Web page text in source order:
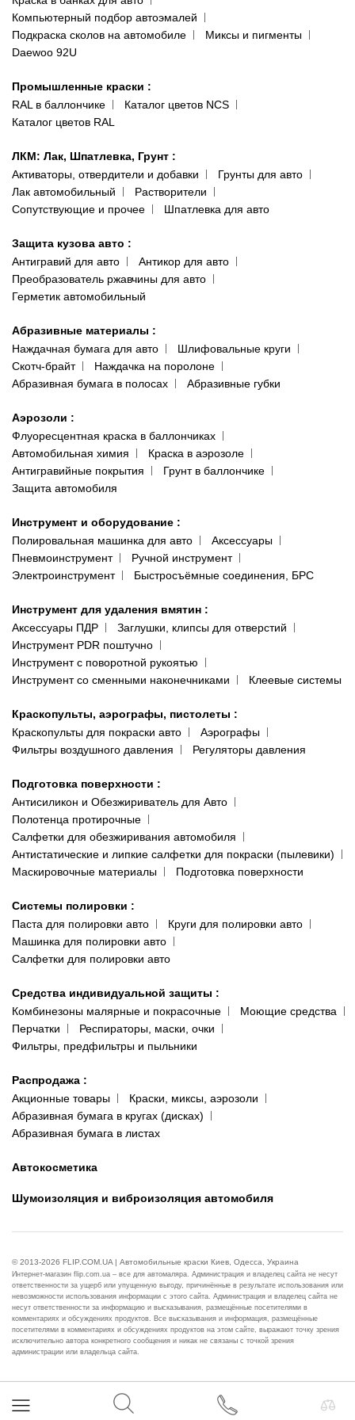
Одесса
пр-т Акад. Глушко, 29
066 554-97-70
Наши публикации
Публичная оферта
Политика конфиденциальности
Компьютерный подбор автоэмалей
Подкраска сколов на автомобиле
Миксы и пигменты
Daewoo 92U
Промышленные краски :
RAL в баллончике
Каталог цветов NCS
Каталог цветов RAL
ЛКМ: Лак, Шпатлевка, Грунт :
Активаторы, отвердители и добавки
Грунты для авто
Лак автомобильный
Растворители
Сопутствующие и прочее
Шпатлевка для авто
Защита кузова авто :
Антигравий для авто
Антикор для авто
Преобразователь ржавчины для авто
Герметик автомобильный
Абразивные материалы :
Наждачная бумага для авто
Шлифовальные круги
Скотч-брайт
Наждачка на поролоне
Абразивная бумага в полосах
Абразивные губки
Аэрозоли :
Флуоресцентная краска в баллончиках
Автомобильная химия
Краска в аэрозоле
Антигравийные покрытия
Грунт в баллончике
Защита автомобиля
Инструмент и оборудование :
Полировальная машинка для авто
Аксессуары
Пневмоинструмент
Ручной инструмент
Электроинструмент
Быстросъёмные соединения, БРС
Инструмент для удаления вмятин :
Аксессуары ПДР
Заглушки, клипсы для отверстий
Инструмент PDR поштучно
Инструмент с поворотной рукоятью
Инструмент со сменными наконечниками
Клеевые системы
Краскопульты, аэрографы, пистолеты :
Краскопульты для покраски авто
Аэрографы
Фильтры воздушного давления
Регуляторы давления
Подготовка поверхности :
Антисиликон и Обезжириватель для Авто
Полотенца протирочные
Салфетки для обезжиривания автомобиля
Антистатические и липкие салфетки для покраски (пылевики)
Маскировочные материалы
Подготовка поверхности
Системы полировки :
Паста для полировки авто
Круги для полировки авто
Машинка для полировки авто
Салфетки для полировки авто
Средства индивидуальной защиты :
Комбинезоны малярные и покрасочные
Моющие средства
Перчатки
Респираторы, маски, очки
Фильтры, предфильтры и пыльники
Распродажа :
Акционные товары
Краски, миксы, аэрозоли
Абразивная бумага в кругах (дисках)
Абразивная бумага в листах
Автокосметика
Шумоизоляция и виброизоляция автомобиля
© 2013-2026 FLIP.COM.UA | Автомобильные краски Киев, Одесса, Украина
Интернет-магазин flip.com.ua – все для автомаляра. Администрация и владелец сайта не несут
ответственности за ущерб или упущенную выгоду, причинённые в результате использования или
невозможности использования информации с этого сайта. Администрация и владелец сайта не
несут ответственности за информацию и высказывания, размещённые посетителями в
комментариях и обсуждениях продуктов. Все высказывания и информация, размещённые
посетителями в комментариях и обсуждениях продуктов на этом сайте, выражают точку зрения
исключительно автора конкретного сообщения и никак не связаны с точкой зрения
администрации или владельца сайта.